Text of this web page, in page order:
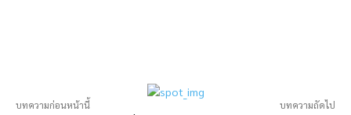
บทความก่อนหน้านี้ บทความถัดไป